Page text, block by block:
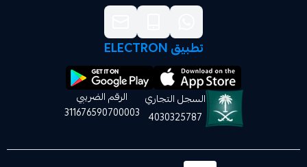
السجل التجاري
4030325787
الرقم الضريبي
311676590700003